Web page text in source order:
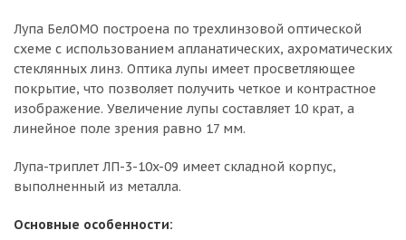
Лупа БелОМО построена по трехлинзовой оптической
схеме с использованием апланатических, ахроматических
стеклянных линз. Оптика лупы имеет просветляющее
покрытие, что позволяет получить четкое и контрастное
изображение. Увеличение лупы составляет 10 крат, а
линейное поле зрения равно 17 мм.
Лупа-триплет ЛП-3-10x-09 имеет складной корпус,
выполненный из металла.
Основные особенности: